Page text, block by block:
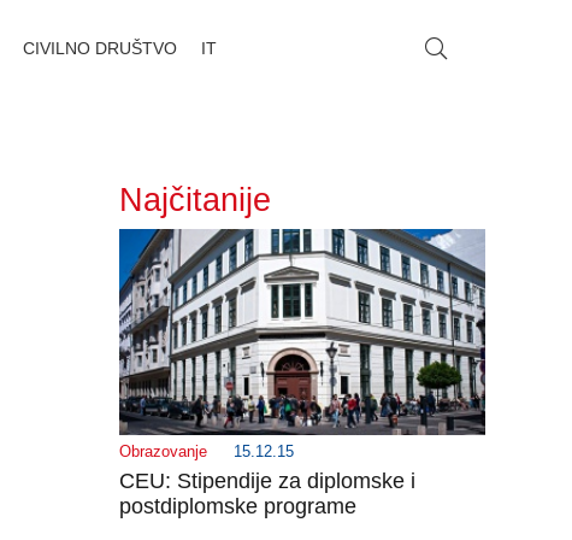
CIVILNO DRUŠTVO IT
Najčitanije
Obrazovanje 15.12.15
CEU: Stipendije za diplomske i
postdiplomske programe